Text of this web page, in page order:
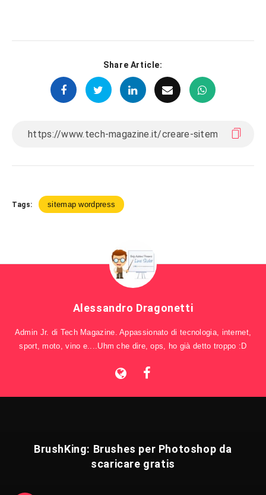
Share Article:
Tags: sitemap wordpress
Alessandro Dragonetti
Admin Jr. di Tech Magazine. Appassionato di tecnologia, internet,
sport, moto, vino e....Uhm che dire, ops, ho già detto troppo :D
BrushKing: Brushes per Photoshop da
scaricare gratis